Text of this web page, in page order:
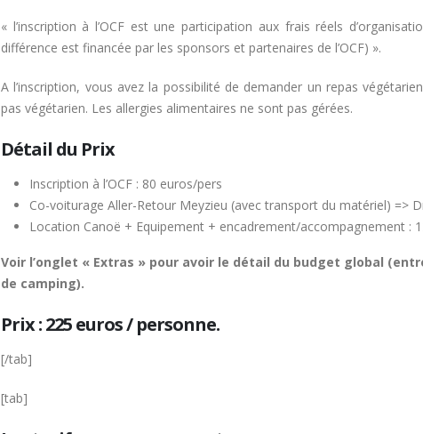
« l’inscription à l’OCF est une participation aux frais réels
différence est financée par les sponsors et partenaires de l’OCF) ».
A l’inscription, vous avez la possibilité de demander un repas
pas végétarien. Les allergies alimentaires ne sont pas gérées.
Détail du Prix
Inscription à l’OCF : 80 euros/pers
Co-voiturage Aller-Retour Meyzieu (avec transport du matériel) =>
Location Canoë + Equipement + encadrement/accompagnement :
Voir l’onglet « Extras » pour avoir le détail du budget global
de camping).
Prix : 225 euros / personne.
[/tab]
[tab]